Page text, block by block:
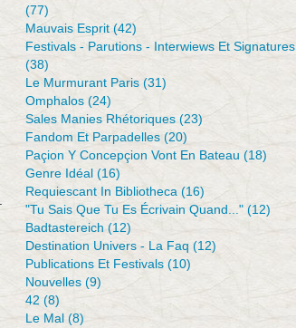
(77)
Mauvais Esprit (42)
Festivals - Parutions - Interwiews Et Signatures
(38)
Le Murmurant Paris (31)
Omphalos (24)
Sales Manies Rhétoriques (23)
Fandom Et Parpadelles (20)
Paçion Y Concepçion Vont En Bateau (18)
Genre Idéal (16)
Requiescant In Bibliotheca (16)
"tu Sais Que Tu Es Écrivain Quand..." (12)
Badtastereich (12)
Destination Univers - La Faq (12)
Publications Et Festivals (10)
Nouvelles (9)
42 (8)
Le Mal (8)